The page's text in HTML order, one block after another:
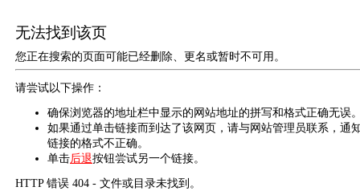
无法找到该页
您正在搜索的页面可能已经删除、更名或暂时不可用。
请尝试以下操作：
确保浏览器的地址栏中显示的网站地址的拼写和格式正确无误
如果通过单击链接而到达了该网页，请与网站管理员联系，通
链接的格式不正确。
单击后退按钮尝试另一个链接。
HTTP 错误 404 - 文件或目录未找到。